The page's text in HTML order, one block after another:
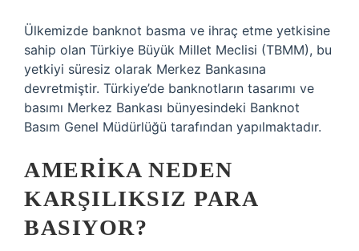
Ülkemizde banknot basma ve ihraç etme yetkisine
sahip olan Türkiye Büyük Millet Meclisi (TBMM), bu
yetkiyi süresiz olarak Merkez Bankasına
devretmiştir. Türkiye’de banknotların tasarımı ve
basımı Merkez Bankası bünyesindeki Banknot
Basım Genel Müdürlüğü tarafından yapılmaktadır.
AMERIKA NEDEN
KARŞILIKSIZ PARA
BASIYOR?